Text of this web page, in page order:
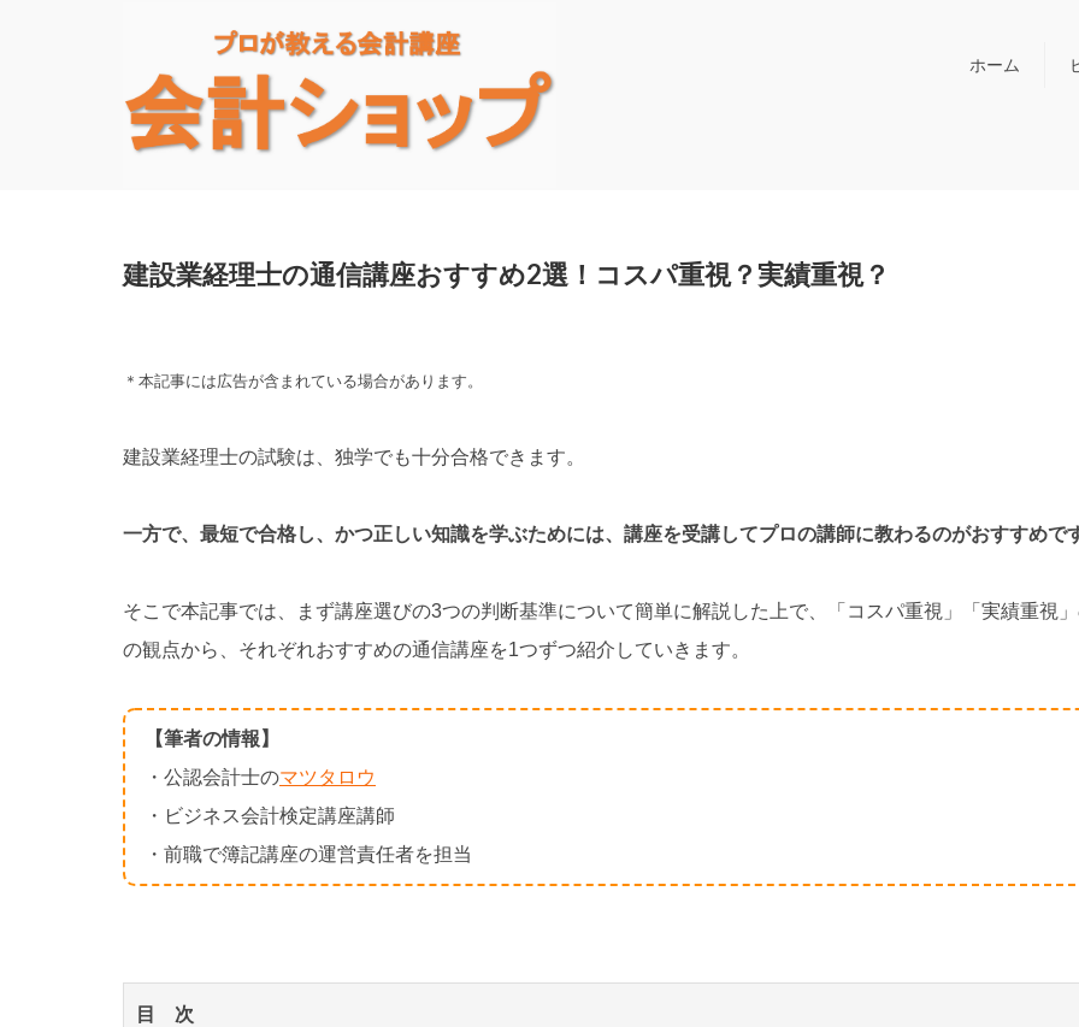
ホーム
建設業経理士の通信講座おすすめ2選！コスパ重視？実績重視？
＊本記事には広告が含まれている場合があります。
建設業経理士の試験は、独学でも十分合格できます。
一方で、最短で合格し、かつ正しい知識を学ぶためには、講座を受講してプロの講師に教わるのがおすすめで
そこで本記事では、まず講座選びの3つの判断基準について簡単に解説した上で、「コスパ重視」「実績重視
の観点から、それぞれおすすめの通信講座を1つずつ紹介していきます。
【筆者の情報】
・公認会計士のマツタロウ
・ビジネス会計検定講座講師
・前職で簿記講座の運営責任者を担当
目 次